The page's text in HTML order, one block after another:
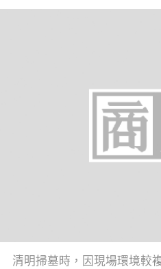
清明掃墓時，因現場環境較